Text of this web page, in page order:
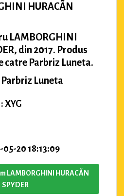
HURACÃN
LAMBORGHINI
din 2017. Produs
catre Parbriz Luneta.
Parbriz Luneta
XYG
05-20 18:13:09
LAMBORGHINI HURACÃN
SPYDER